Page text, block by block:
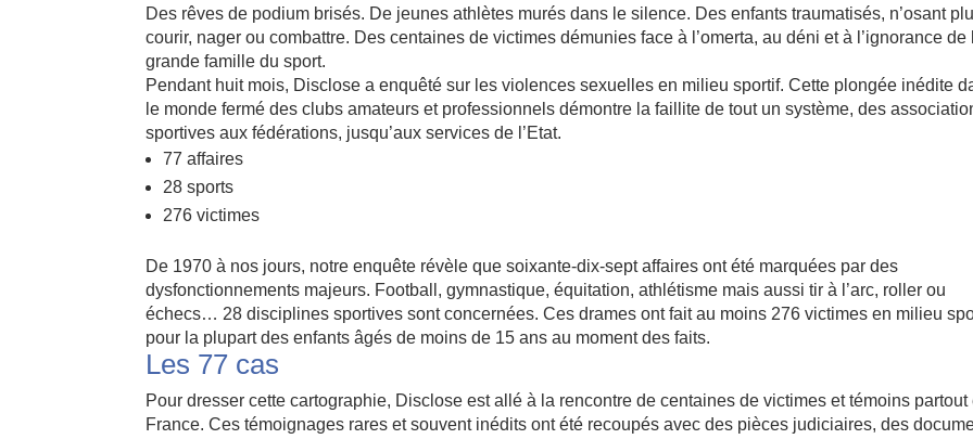
Des rêves de podium brisés. De jeunes athlètes murés dans le silence. Des enfants traumatisés, n’osant
courir, nager ou combattre. Des centaines de victimes démunies face à l’omerta, au déni et à l’ignorance de
grande famille du sport.
Pendant huit mois, Disclose a enquêté sur les violences sexuelles en milieu sportif. Cette plongée inédite
le monde fermé des clubs amateurs et professionnels démontre la faillite de tout un système, des
sportives aux fédérations, jusqu’aux services de l’Etat.
77 affaires
28 sports
276 victimes
De 1970 à nos jours, notre enquête révèle que soixante-dix-sept affaires ont été marquées par des
dysfonctionnements majeurs. Football, gymnastique, équitation, athlétisme mais aussi tir à l’arc, roller ou
échecs… 28 disciplines sportives sont concernées. Ces drames ont fait au moins 276 victimes en milieu
pour la plupart des enfants âgés de moins de 15 ans au moment des faits.
Les 77 cas
Pour dresser cette cartographie, Disclose est allé à la rencontre de centaines de victimes et témoins partout
France. Ces témoignages rares et souvent inédits ont été recoupés avec des pièces judiciaires, des